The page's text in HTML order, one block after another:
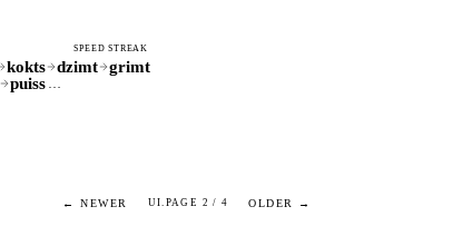
SPEED STREAK
kokts dzimt
grimt
puiss …
← NEWER UI.PAGE 2 / 4 OLDER →